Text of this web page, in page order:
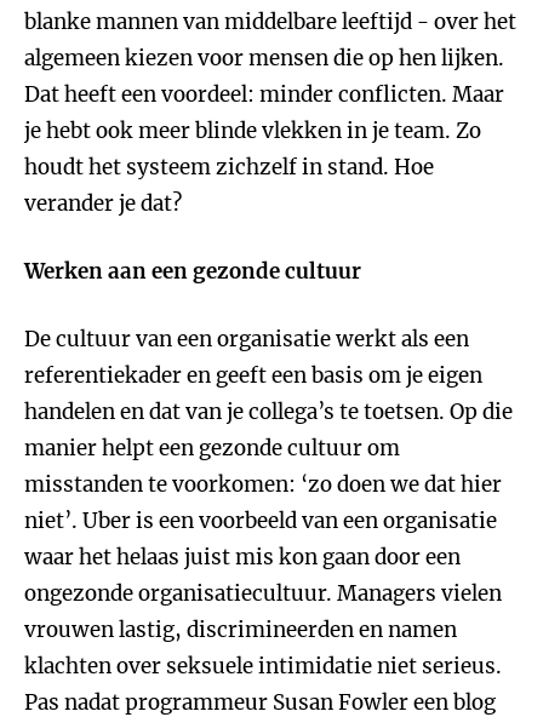
blanke mannen van middelbare leeftijd - over het
algemeen kiezen voor mensen die op hen lijken.
Dat heeft een voordeel: minder conflicten. Maar
je hebt ook meer blinde vlekken in je team. Zo
houdt het systeem zichzelf in stand. Hoe
verander je dat?
Werken aan een gezonde cultuur
De cultuur van een organisatie werkt als een
referentiekader en geeft een basis om je eigen
handelen en dat van je collega’s te toetsen. Op die
manier helpt een gezonde cultuur om
misstanden te voorkomen: ‘zo doen we dat hier
niet’. Uber is een voorbeeld van een organisatie
waar het helaas juist mis kon gaan door een
ongezonde organisatiecultuur. Managers vielen
vrouwen lastig, discrimineerden en namen
klachten over seksuele intimidatie niet serieus.
Pas nadat programmeur Susan Fowler een blog